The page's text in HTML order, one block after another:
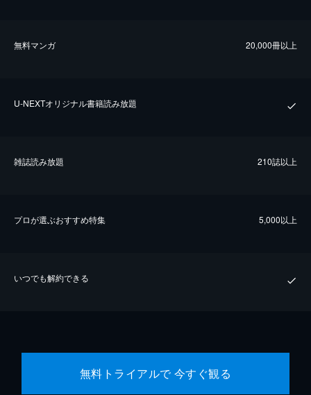
無料マンガ 20,000冊以上
U-NEXTオリジナル書籍読み放題
雑誌読み放題 210誌以上
プロが選ぶおすすめ特集 5,000以上
いつでも解約できる
無料トライアルで 今すぐ観る